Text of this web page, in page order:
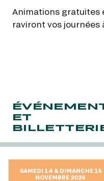
Animations gratuites
raviront vos journées
ET
SAMEDI 14 & DIMANCHE 15
NOVEMBRE 2026